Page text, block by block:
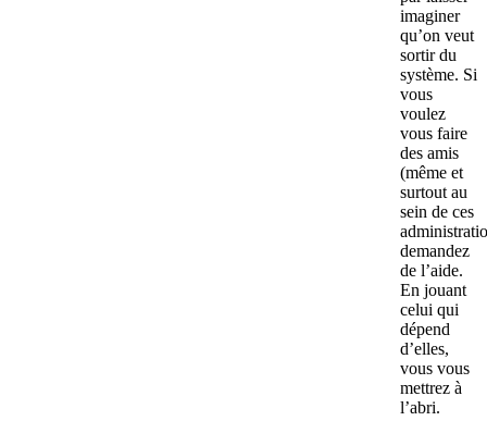
imaginer
qu’on veut
sortir du
système. Si
vous
voulez
vous faire
des amis
(même et
surtout au
sein de ces
demandez
de l’aide.
En jouant
celui qui
dépend
d’elles,
vous vous
mettrez à
l’abri.